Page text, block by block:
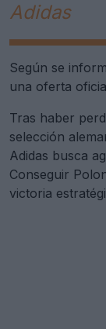
Adidas
Según se
una oferta
Tras haber
selección
Adidas busca
Conseguir
victoria